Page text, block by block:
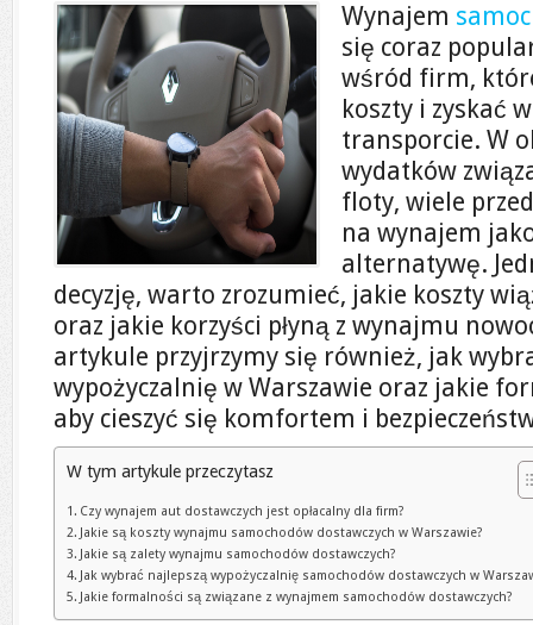
Wynajem
się coraz
wśród firm,
koszty i zyskać
transporcie. W
wydatków
floty, wiele
na wynajem
alternatywę.
decyzję, warto zrozumieć, jakie koszty
oraz jakie korzyści płyną z wynajmu
artykule przyjrzymy się również, jak
wypożyczalnię w Warszawie oraz jakie
aby cieszyć się komfortem i
W tym artykule przeczytasz
Czy wynajem aut dostawczych jest opłacalny dla firm?
Jakie są koszty wynajmu samochodów dostawczych w Warszawie?
Jakie są zalety wynajmu samochodów dostawczych?
Jak wybrać najlepszą wypożyczalnię samochodów dostawczych w
Jakie formalności są związane z wynajmem samochodów dostawczych?